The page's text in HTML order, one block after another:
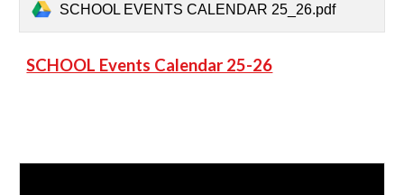
SCHOOL EVENTS CALENDAR 25_26.pdf
SCHOOL Events Calendar 25-26